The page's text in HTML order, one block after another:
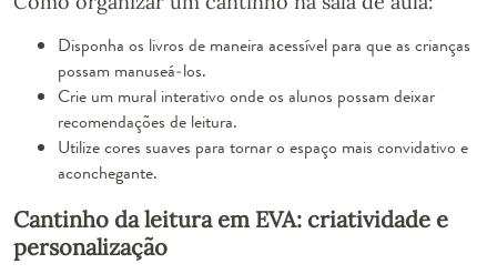
Disponha os livros de maneira acessível para que as crianças
possam manuseá-los.
Crie um mural interativo onde os alunos possam deixar
recomendações de leitura.
Utilize cores suaves para tornar o espaço mais convidativo e
aconchegante.
Cantinho da leitura em EVA: criatividade e
personalização